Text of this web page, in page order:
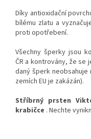
Díky antioxidační
bílému zlatu a
proti opotřebení.
Všechny šperky jsou
ČR a kontrovány, že se
daný šperk
zemích EU je zakázán).
Stříbrný prsten
krabičce . Nechte